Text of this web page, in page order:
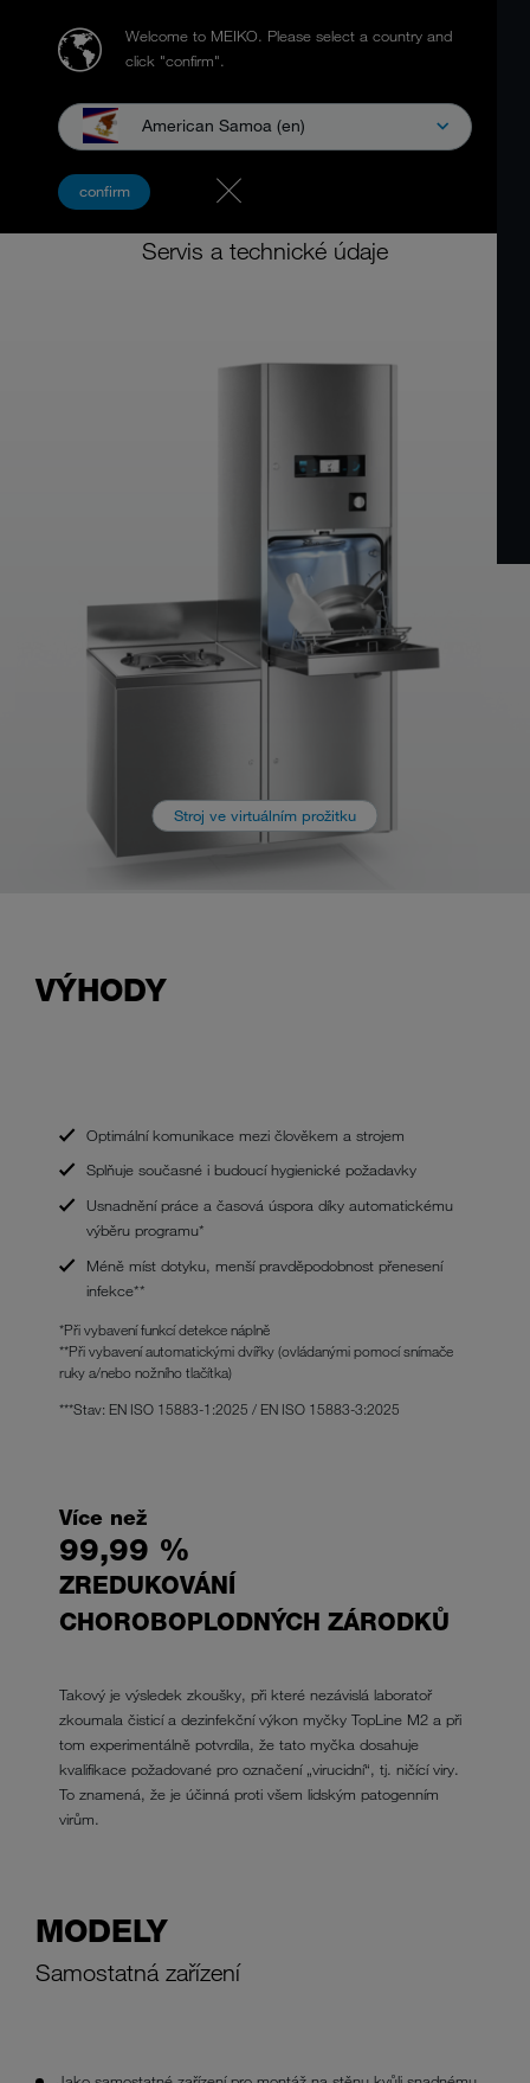
Welcome to MEIKO. Please select a country and
click "confirm".
American Samoa (en)
confirm
Myčky podložních mís
MEIKO TopLine M2
Servis a technické údaje
Stroj ve virtuálním prožitku
VÝHODY
Optimální komunikace mezi člověkem a strojem
Splňuje současné i budoucí hygienické požadavky
Usnadnění práce a časová úspora díky automatickému
výběru programu*
Méně míst dotyku, menší pravděpodobnost přenesení
infekce**
*Při vybavení funkcí detekce náplně
**Při vybavení automatickými dvířky (ovládanými pomocí snímače
ruky a/nebo nožního tlačítka)
***Stav: EN ISO 15883-1:2025 / EN ISO 15883-3:2025
Více než
99,99 %
ZREDUKOVÁNÍ
CHOROBOPLODNÝCH ZÁRODKŮ
Takový je výsledek zkoušky, při které nezávislá laboratoř
zkoumala čisticí a dezinfekční výkon myčky TopLine M2 a při
tom experimentálně potvrdila, že tato myčka dosahuje
kvalifikace požadované pro označení „virucidní“, tj. ničící viry.
To znamená, že je účinná proti všem lidským patogenním
virům.
MODELY
Samostatná zařízení